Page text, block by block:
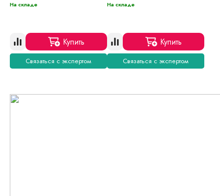
На складе
Купить
Связаться с экспертом
На складе
Купить
Связаться с экспертом